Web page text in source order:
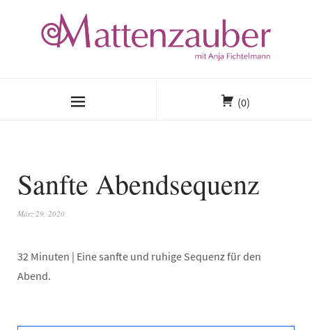
(0)
Sanfte Abendsequenz
März 29, 2020
32 Minuten | Eine sanfte und ruhige Sequenz für den
Abend.